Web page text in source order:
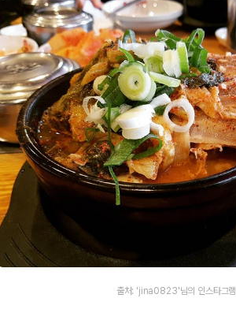
출처: 'jina0823'님의 인스타그램